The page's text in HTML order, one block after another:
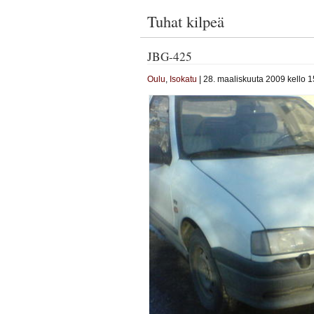
Tuhat kilpeä
JBG-425
Oulu Isokatu | 28. maaliskuuta 2009 kello